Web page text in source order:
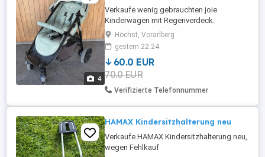
4
Verkaufe wenig gebrauchten joie
Kinderwagen mit Regenverdeck.
Höchst, Vorarlberg
gestern 22:24
60.0 EUR
70.0 EUR
Verifizierte Telefonnummer
HAMAX Kindersitzhalterung neu
Verkaufe HAMAX Kindersitzhalterung neu,
wegen Fehlkauf